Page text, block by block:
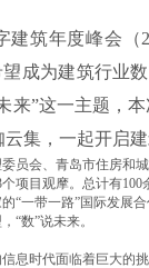
筑年度峰会（
成为建筑行业
来”这一主题，
集，一起开启
会、青岛市住房和
项目观摩。总计有
“一带一路”国际发展
“数”说未来。
时代面临着巨大的